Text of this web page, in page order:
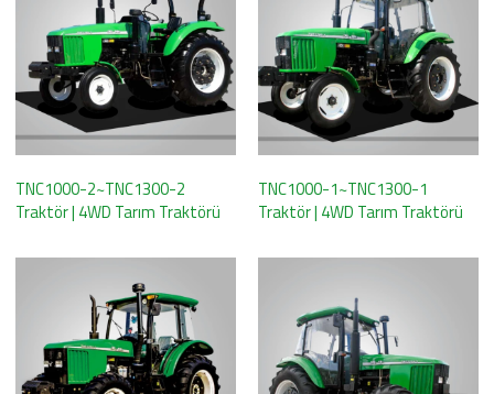
TNC1000-2~TNC1300-2
Traktör | 4WD Tarım Traktörü
TNC1000-1~TNC1300-1
Traktör | 4WD Tarım Traktörü